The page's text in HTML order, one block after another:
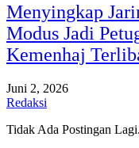
Menyingkap
Modus Jadi
Kemenhaj
Juni 2, 2026
Redaksi
Tidak Ada Postingan Lagi.